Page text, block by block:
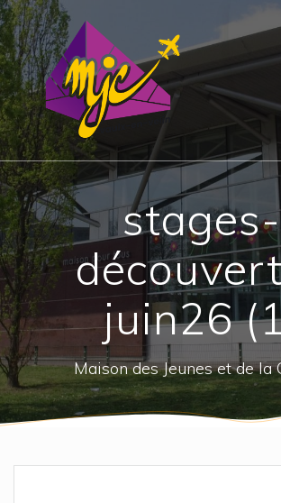
contenu
stages-
juin26
Maison des Jeunes et de la